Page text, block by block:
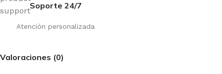
Soporte 24/7
Atención personalizada
Valoraciones (0)